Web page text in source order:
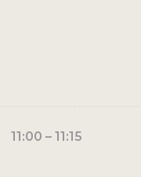
11:00 – 11:15